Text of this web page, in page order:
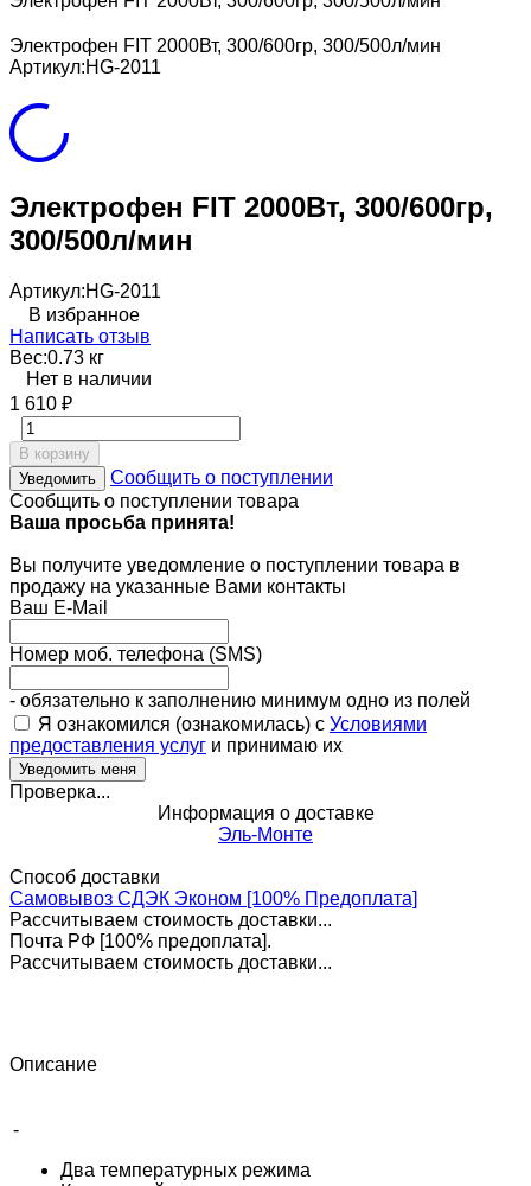
Электрофен FIT 2000Вт, 300/600гр, 300/500л/мин
Артикул:HG-2011
Электрофен FIT 2000Вт, 300/600гр,
300/500л/мин
Артикул:HG-2011
В избранное
Написать отзыв
Вес:0.73 кг
Нет в наличии
1 610 ₽
В корзину
Уведомить
Сообщить о поступлении
Сообщить о поступлении товара
Ваша просьба принята!
Вы получите уведомление о поступлении товара в
продажу на указанные Вами контакты
Ваш E-Mail
Номер моб. телефона (SMS)
- обязательно к заполнению минимум одно из полей
Я ознакомился (ознакомилась) с Условиями
предоставления услуг и принимаю их
Проверка...
Информация о доставке
Эль-Монте
Способ доставки
Самовывоз СДЭК Эконом [100% Предоплата]
Рассчитываем стоимость доставки...
Почта РФ [100% предоплата].
Рассчитываем стоимость доставки...
Описание
-
Два температурных режима